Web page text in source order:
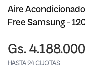
Aire
Free Samsung -
Gs. 4.188.000
HASTA 24 CUOTAS